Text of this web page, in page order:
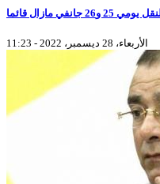
مازال قائما
الأربعاء، 28 ديسمبر، 2022 - 11:23